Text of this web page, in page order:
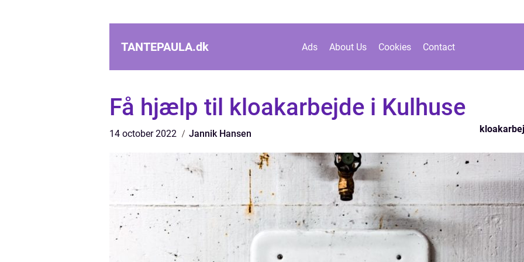
TANTEPAULA.dk Ads About Us Cookies Contact
Få hjælp til kloakarbejde i Kulhuse
14 october 2022 Jannik Hansen